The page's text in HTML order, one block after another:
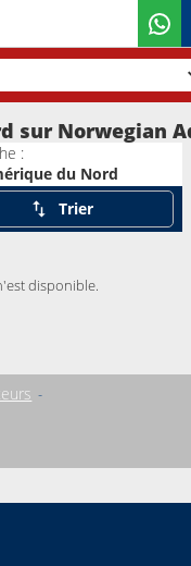
Compagnies
sur Norwegian
:
du Nord
Trier
disponible.